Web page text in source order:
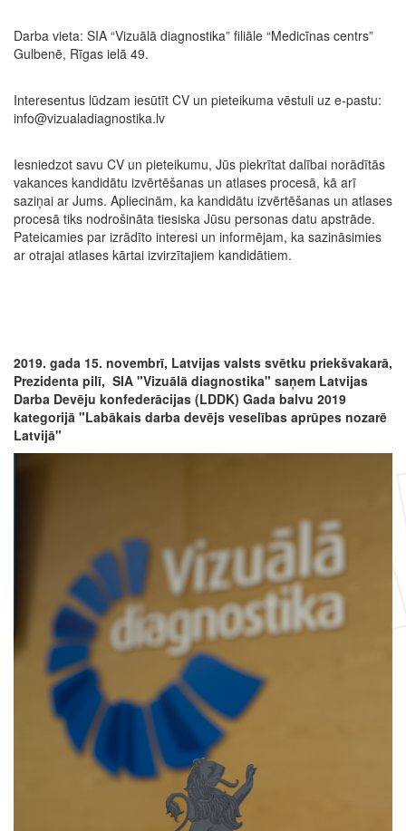
Darba vieta: SIA “Vizuālā diagnostika” filiāle “Medicīnas centrs”
Gulbenē, Rīgas ielā 49.
Interesentus lūdzam iesūtīt CV un pieteikuma vēstuli uz e-pastu:
info@vizualadiagnostika.lv
Iesniedzot savu CV un pieteikumu, Jūs piekrītat dalībai norādītās
vakances kandidātu izvērtēšanas un atlases procesā, kā arī
saziņai ar Jums. Apliecinām, ka kandidātu izvērtēšanas un atlases
procesā tiks nodrošināta tiesiska Jūsu personas datu apstrāde.
Pateicamies par izrādīto interesi un informējam, ka sazināsimies
ar otrajai atlases kārtai izvirzītajiem kandidātiem.
2019. gada 15. novembrī, Latvijas valsts svētku priekšvakarā,
Prezidenta pilī, SIA "Vizuālā diagnostika" saņem Latvijas
Darba Devēju konfederācijas (LDDK) Gada balvu 2019
kategorijā "Labākais darba devējs veselības aprūpes nozarē
Latvijā"